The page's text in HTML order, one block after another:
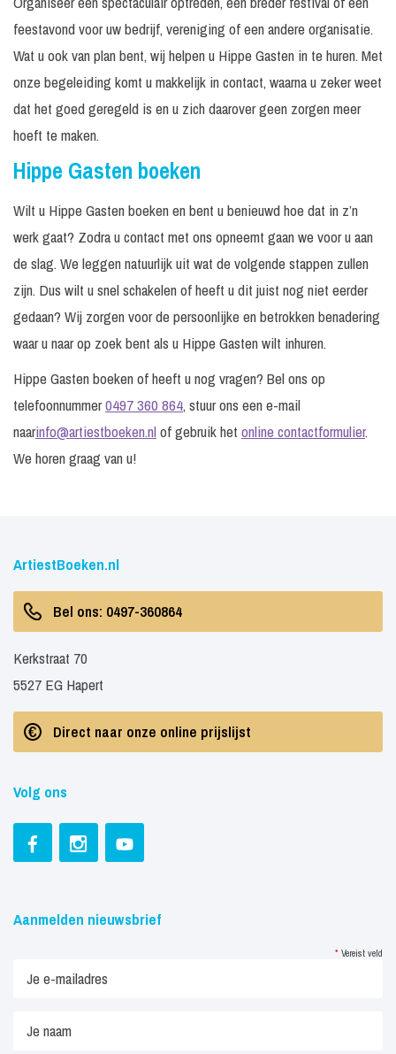
feestavond voor uw bedrijf, vereniging of een andere organisatie.
Wat u ook van plan bent, wij helpen u Hippe Gasten in te huren. Met
onze begeleiding komt u makkelijk in contact, waarna u zeker weet
dat het goed geregeld is en u zich daarover geen zorgen meer
hoeft te maken.
Hippe Gasten boeken
Wilt u Hippe Gasten boeken en bent u benieuwd hoe dat in z’n
werk gaat? Zodra u contact met ons opneemt gaan we voor u aan
de slag. We leggen natuurlijk uit wat de volgende stappen zullen
zijn. Dus wilt u snel schakelen of heeft u dit juist nog niet eerder
gedaan? Wij zorgen voor de persoonlijke en betrokken benadering
waar u naar op zoek bent als u Hippe Gasten wilt inhuren.
Hippe Gasten boeken of heeft u nog vragen? Bel ons op
telefoonnummer0497 360 864, stuur ons een e-mail
naarinfo@artiestboeken.nlof gebruik het online contactformulier.
We horen graag van u!
ArtiestBoeken.nl
Bel ons: 0497-360864
Kerkstraat 70
5527 EG Hapert
Direct naar onze online prijslijst
Volg ons
Aanmelden nieuwsbrief
* Vereist veld